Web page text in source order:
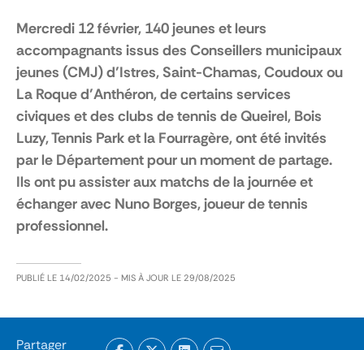
Mercredi 12 février, 140 jeunes et leurs
accompagnants issus des Conseillers municipaux
jeunes (CMJ) d’Istres, Saint-Chamas, Coudoux ou
La Roque d’Anthéron, de certains services
civiques et des clubs de tennis de Queirel, Bois
Luzy, Tennis Park et la Fourragère, ont été invités
par le Département pour un moment de partage.
Ils ont pu assister aux matchs de la journée et
échanger avec Nuno Borges, joueur de tennis
professionnel.
PUBLIÉ LE 14/02/2025 - MIS À JOUR LE 29/08/2025
Partager